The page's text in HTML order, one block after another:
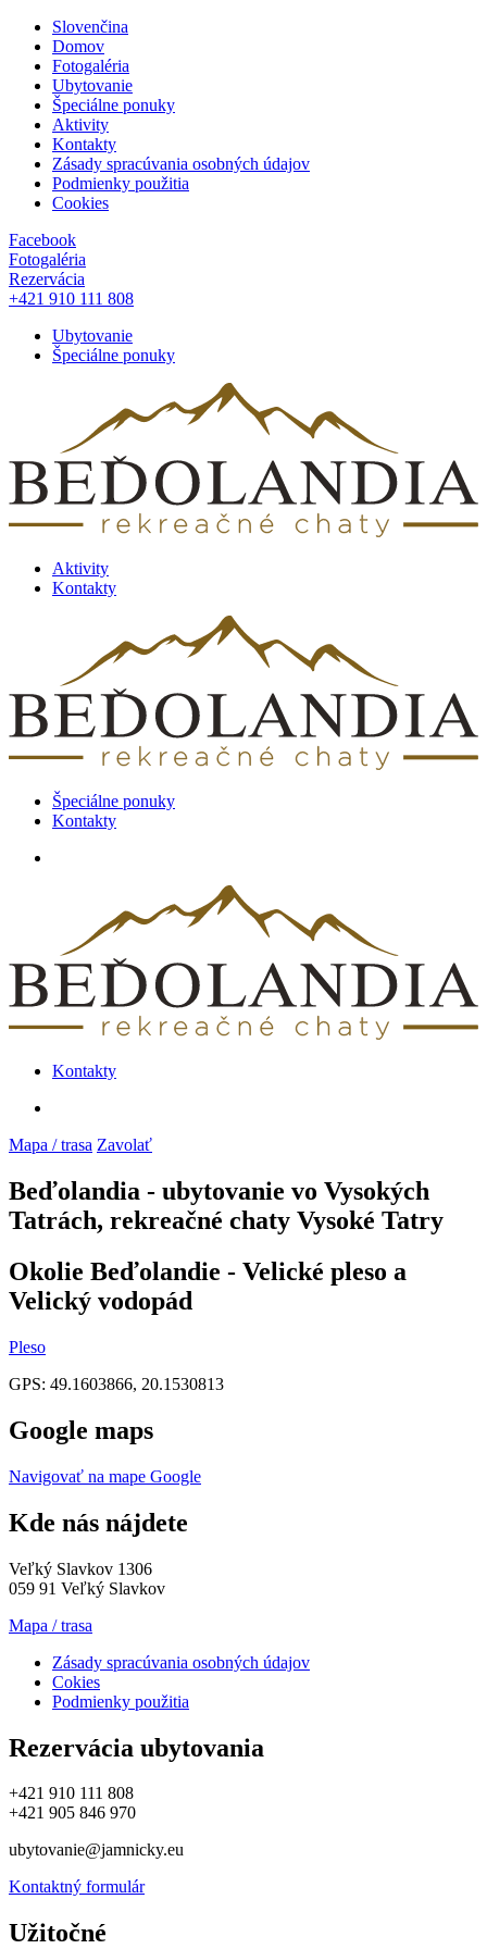
Slovenčina
Domov
Fotogaléria
Ubytovanie
Špeciálne ponuky
Aktivity
Kontakty
Zásady spracúvania osobných údajov
Podmienky použitia
Cookies
Facebook
Fotogaléria
Rezervácia
+421 910 111 808
Ubytovanie
Špeciálne ponuky
Aktivity
Kontakty
Špeciálne ponuky
Kontakty
Kontakty
Mapa / trasa Zavolať
Beďolandia - ubytovanie vo Vysokých
Tatrách, rekreačné chaty Vysoké Tatry
Okolie Beďolandie - Velické pleso a
Velický vodopád
Pleso
GPS: 49.1603866, 20.1530813
Google maps
Navigovať na mape Google
Kde nás nájdete
Veľký Slavkov 1306
059 91 Veľký Slavkov
Mapa / trasa
Zásady spracúvania osobných údajov
Cokies
Podmienky použitia
Rezervácia ubytovania
+421 910 111 808
+421 905 846 970
ubytovanie@jamnicky.eu
Kontaktný formulár
Užitočné